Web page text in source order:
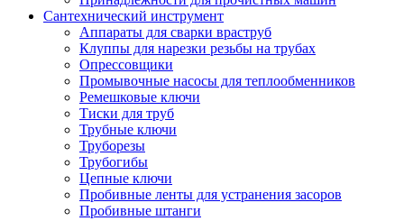
Сантехнический инструмент
Аппараты для сварки враструб
Клуппы для нарезки резьбы на трубах
Опрессовщики
Промывочные насосы для теплообменников
Ремешковые ключи
Тиски для труб
Трубные ключи
Труборезы
Трубогибы
Цепные ключи
Пробивные ленты для устранения засоров
Пробивные штанги